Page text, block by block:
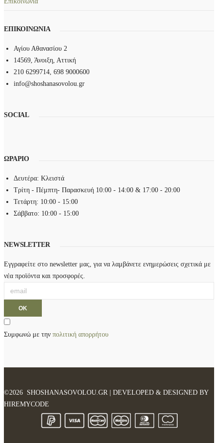
ΕΠΙΚΟΙΝΩΝΙΑ
Αγίου Αθανασίου 2
14569, Άνοιξη, Αττική
210 6299714, 698 9000600
info@shoshanasovolou.gr
SOCIAL
ΩΡΑΡΙΟ
Δευτέρα: Κλειστά
Τρίτη - Πέμπτη- Παρασκευή 10:00 - 14:00 & 17:00 - 20:00
Τετάρτη: 10:00 - 15:00
Σάββατο: 10:00 - 15:00
NEWSLETTER
Εγγραφείτε στο newsletter μας, για να λαμβάνετε ενημερώσεις σχετικά με
νέα προϊόντα και προσφορές.
Συμφωνώ με την πολιτική απορρήτου
©2026 SHOSHANASOVOLOU.GR | DEVELOPED & DESIGNED BY
HIREMYCODE